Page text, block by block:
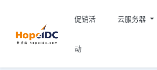
促销活
动
云服务器